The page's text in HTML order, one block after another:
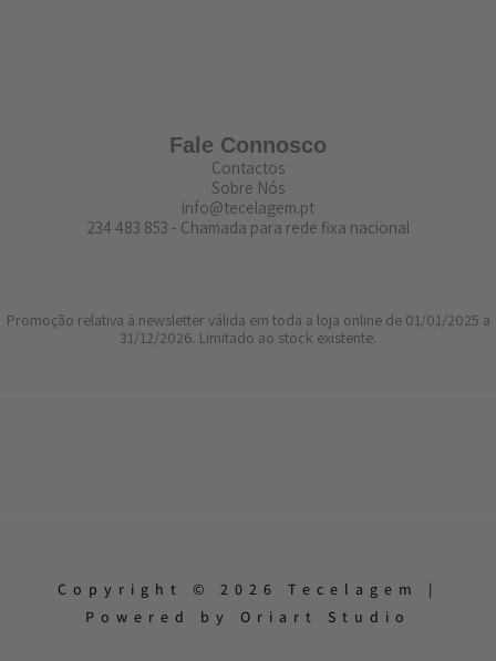
Fale Connosco
Contactos
Sobre Nós
info@tecelagem.pt
234 483 853 - Chamada para rede fixa nacional
Promoção relativa à newsletter válida em toda a loja online de 01/01/2025 a
31/12/2026. Limitado ao stock existente.
Copyright © 2026 Tecelagem |
Powered by Oriart Studio